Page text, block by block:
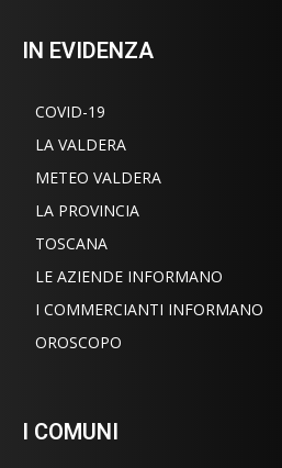
IN EVIDENZA
COVID-19
LA VALDERA
METEO VALDERA
LA PROVINCIA
TOSCANA
LE AZIENDE INFORMANO
I COMMERCIANTI INFORMANO
OROSCOPO
I COMUNI